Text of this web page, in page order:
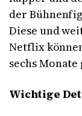
der
Diese und
Netflix
sechs
Wichtige